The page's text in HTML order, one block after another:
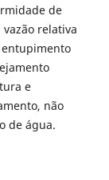
de
relativa
entupimento
e
não
de água.